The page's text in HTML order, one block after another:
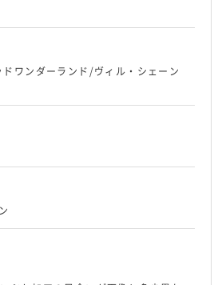
ワンダーランド/ヴィル・シェーン